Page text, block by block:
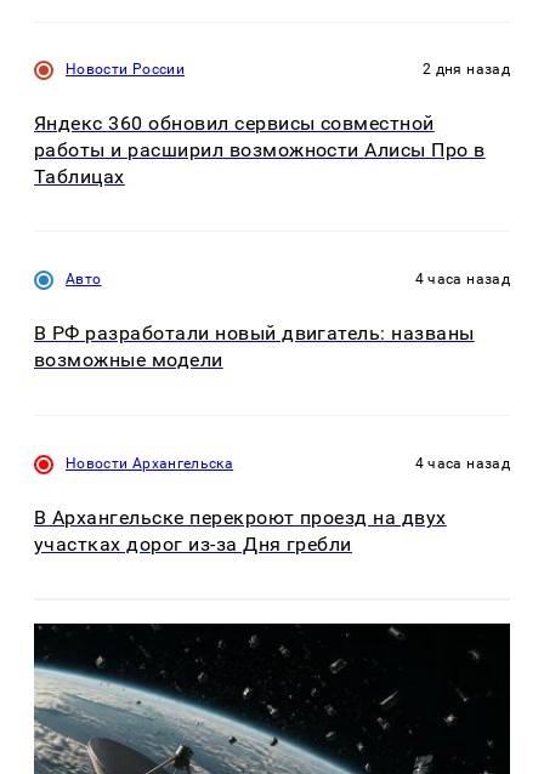
Новости России 2 дня назад
Яндекс 360 обновил сервисы совместной
работы и расширил возможности Алисы Про в
Таблицах
Авто 4 часа назад
В РФ разработали новый двигатель: названы
возможные модели
Новости Архангельска 4 часа назад
В Архангельске перекроют проезд на двух
участках дорог из-за Дня гребли